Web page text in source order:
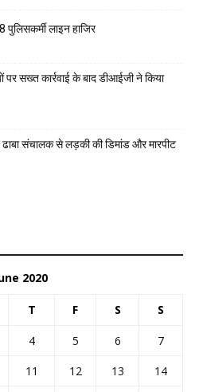
पुलिसकर्मी लाइन हाजिर
पर सख्त कार्रवाई के बाद डीआईजी ने किया
संचालक से लड़की की डिमांड और मारपीट
2020
T F S S
4 5 6
7
11 12 13
14